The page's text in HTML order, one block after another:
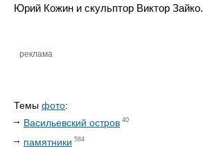
Юрий Кожин и скульптор Виктор Зайко.
реклама
Темы фото:
Васильевский остров 40
памятники 584